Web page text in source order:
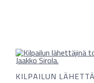
KILPAILUN